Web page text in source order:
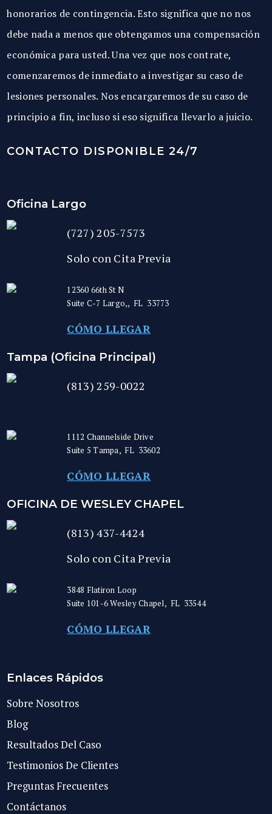
honorarios de contingencia. Esto significa que no nos
debe nada a menos que obtengamos una compensación
económica para usted. Una vez que nos contrate,
comenzaremos de inmediato a investigar su caso de
lesiones personales. Nos encargaremos de su caso de
principio a fin, incluso si eso significa llevarlo a juicio.
CONTACTO DISPONIBLE 24/7
Oficina Largo
(727) 205-7573
Solo con Cita Previa
12360 66th St N
Suite C-7 Largo,, FL 33773
CÓMO LLEGAR
Tampa (Oficina Principal)
(813) 259-0022
1112 Channelside Drive
Suite 5Tampa, FL 33602
CÓMO LLEGAR
OFICINA DE WESLEY CHAPEL
(813) 437-4424
Solo con Cita Previa
3848 Flatiron Loop
Suite 101-6Wesley Chapel, FL 33544
CÓMO LLEGAR
Enlaces Rápidos
Sobre Nosotros
Blog
Resultados Del Caso
Testimonios De Clientes
Preguntas Frecuentes
Contáctanos